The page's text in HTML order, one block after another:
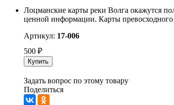
Лоцманские карты реки Волга окажутся
ценной информации. Карты превосходного
Артикул: 17-006
500 ₽
Купить
Задать вопрос по этому товару
Поделиться